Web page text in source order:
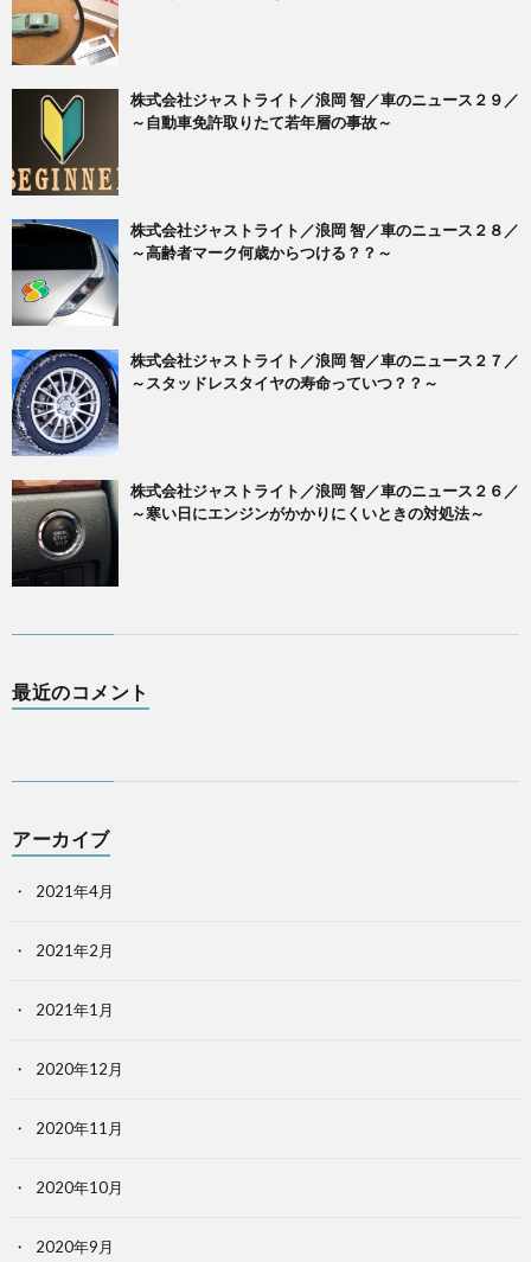
株式会社ジャストライト／浪岡 智／車のニュース２９／
～自動車免許取りたて若年層の事故～
株式会社ジャストライト／浪岡 智／車のニュース２８／
～高齢者マーク何歳からつける？？～
株式会社ジャストライト／浪岡 智／車のニュース２７／
～スタッドレスタイヤの寿命っていつ？？～
株式会社ジャストライト／浪岡 智／車のニュース２６／
～寒い日にエンジンがかかりにくいときの対処法～
最近のコメント
アーカイブ
2021年4月
2021年2月
2021年1月
2020年12月
2020年11月
2020年10月
2020年9月